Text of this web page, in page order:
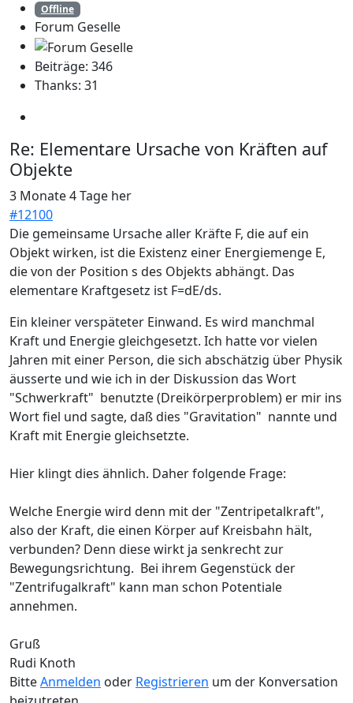
Offline
Forum Geselle
Beiträge: 346
Thanks: 31
Re: Elementare Ursache von Kräften auf
Objekte
3 Monate 4 Tage her
#12100
Die gemeinsame Ursache aller Kräfte F, die auf ein
Objekt wirken, ist die Existenz einer Energiemenge E,
die von der Position s des Objekts abhängt. Das
elementare Kraftgesetz ist F=dE/ds.
Ein kleiner verspäteter Einwand. Es wird manchmal
Kraft und Energie gleichgesetzt. Ich hatte vor vielen
Jahren mit einer Person, die sich abschätzig über Physik
äusserte und wie ich in der Diskussion das Wort
"Schwerkraft" benutzte (Dreikörperproblem) er mir ins
Wort fiel und sagte, daß dies "Gravitation" nannte und
Kraft mit Energie gleichsetzte.
Hier klingt dies ähnlich. Daher folgende Frage:
Welche Energie wird denn mit der "Zentripetalkraft",
also der Kraft, die einen Körper auf Kreisbahn hält,
verbunden? Denn diese wirkt ja senkrecht zur
Bewegungsrichtung. Bei ihrem Gegenstück der
"Zentrifugalkraft" kann man schon Potentiale
annehmen.
Gruß
Rudi Knoth
BitteAnmelden oder Registrieren um der Konversation